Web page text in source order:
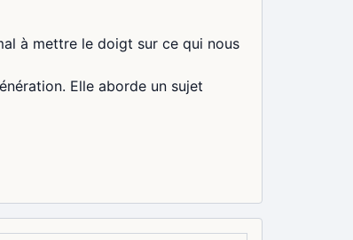
à mettre le doigt sur ce qui nous
Elle aborde un sujet